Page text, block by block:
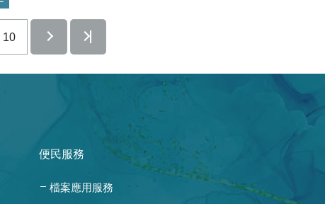
10
便民服務
檔案應用服務